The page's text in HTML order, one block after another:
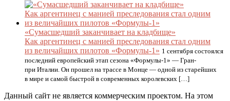
«Сумасшедший заканчивает на кладбище»
Как аргентинец с манией преследования стал одним
из величайших пилотов «Формулы-1» 1 сентября состоялся
последний европейский этап сезона «Формулы-1» — Гран-
при Италии. Он прошел на трассе в Монце — одной из старейших
в мире и самой быстрой в современных королевских […]
Данный сайт не является коммерческим проектом. На этом